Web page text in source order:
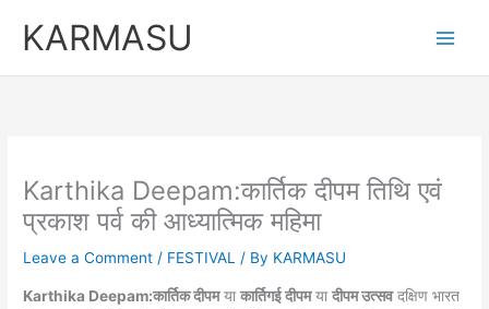
KARMASU
Karthika Deepam:कार्तिक दीपम तिथि एवं
प्रकाश पर्व की आध्यात्मिक महिमा
Leave a Comment / FESTIVAL / By KARMASU
Karthika Deepam:कार्तिक दीपमयाकार्तिगई दीपमयादीपम उत्सवदक्षिण भारत